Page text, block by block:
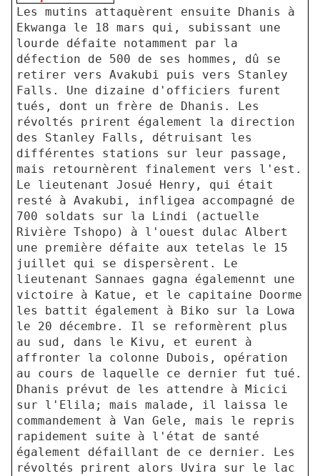
Les mutins attaquèrent ensuite Dhanis à
Ekwanga le 18 mars qui, subissant une
lourde défaite notamment par la
défection de 500 de ses hommes, dû se
retirer vers Avakubi puis vers Stanley
Falls. Une dizaine d'officiers furent
tués, dont un frère de Dhanis. Les
révoltés prirent également la direction
des Stanley Falls, détruisant les
différentes stations sur leur passage,
mais retournèrent finalement vers l'est.
Le lieutenant Josué Henry, qui était
resté à Avakubi, infligea accompagné de
700 soldats sur la Lindi (actuelle
Rivière Tshopo) à l'ouest dulac Albert
une première défaite aux tetelas le 15
juillet qui se dispersèrent. Le
lieutenant Sannaes gagna égalemennt une
victoire à Katue, et le capitaine Doorme
les battit également à Biko sur la Lowa
le 20 décembre. Il se reformèrent plus
au sud, dans le Kivu, et eurent à
affronter la colonne Dubois, opération
au cours de laquelle ce dernier fut tué.
Dhanis prévut de les attendre à Micici
sur l'Elila; mais malade, il laissa le
commandement à Van Gele, mais le repris
rapidement suite à l'état de santé
également défaillant de ce dernier. Les
révoltés prirent alors Uvira sur le lac